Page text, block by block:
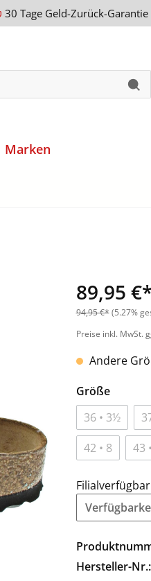
30 Tage Geld-Zurück-Garantie
Marken
89,95
94,95 €* (5.27%
Preise inkl. MwSt.
Andere
Größe
36 • 3½
42 • 8
43
Hersteller-Nr.: